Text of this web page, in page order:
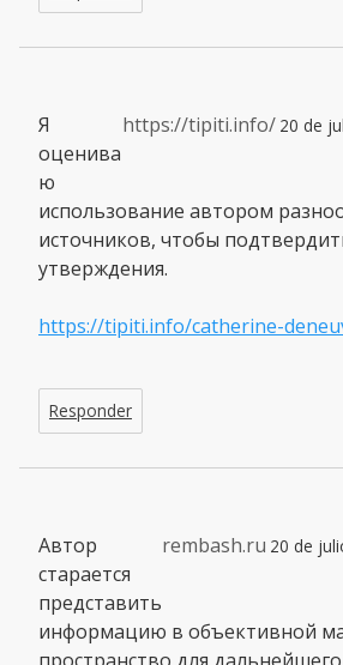
https://tipiti.info/ 20 de
Я
оценива
ю
использование автором
источников, чтобы
утверждения.
https://tipiti.info/catherine-
Responder
rembash.ru 20 de
Автор
старается
представить
информацию в объективной
пространство для